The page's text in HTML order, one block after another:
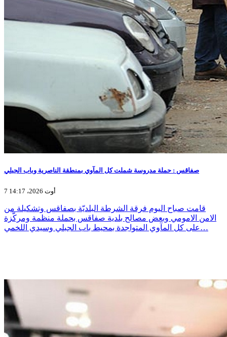
صفاقس : حملة مدروسة شملت كل المآوي بمنطقة الناصرية وباب الجبلي
7 أوت 2026، 14:17
قامت صباح اليوم فرقة الشرطة البلديّة بصفاقس وتشكيلة من
الامن الامومي وبعض مصالح بلدية صفاقس بحملة منظمة ومركّزة
على كل المآوي المتواجدة بمحيط باب الجبلي وسيدي اللخمي…